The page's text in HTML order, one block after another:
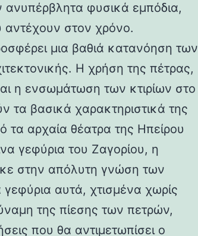
φυσικά εμπόδια,
αντέχουν στον χρόνο.
μια βαθιά κατανόηση των
Η χρήση της πέτρας,
η ενσωμάτωση των κτιρίων στο
τα βασικά χαρακτηριστικά της
τα αρχαία θέατρα της Ηπείρου
γεφύρια του Ζαγορίου, η
στην απόλυτη γνώση των
αυτά, χτισμένα χωρίς
της πίεσης των πετρών,
που θα αντιμετωπίσει ο